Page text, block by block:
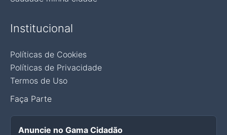
Institucional
Políticas de Cookies
Políticas de Privacidade
Termos de Uso
Faça Parte
Anuncie no Gama Cidadão